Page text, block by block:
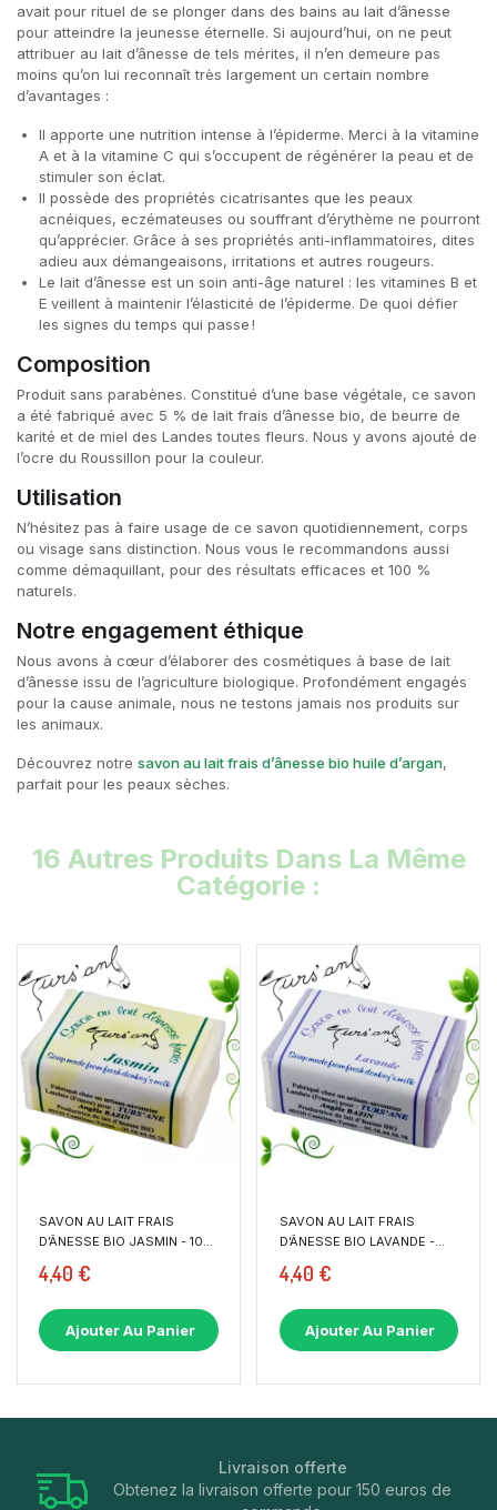
avait pour rituel de se plonger dans des bains au lait d’ânesse
pour atteindre la jeunesse éternelle. Si aujourd’hui, on ne peut
attribuer au lait d’ânesse de tels mérites, il n’en demeure pas
moins qu’on lui reconnaît très largement un certain nombre
d’avantages :
Il apporte une nutrition intense à l’épiderme. Merci à la vitamine
A et à la vitamine C qui s’occupent de régénérer la peau et de
stimuler son éclat.
Il possède des propriétés cicatrisantes que les peaux
acnéiques, eczémateuses ou souffrant d’érythème ne pourront
qu’apprécier. Grâce à ses propriétés anti-inflammatoires, dites
adieu aux démangeaisons, irritations et autres rougeurs.
Le lait d’ânesse est un soin anti-âge naturel : les vitamines B et
E veillent à maintenir l’élasticité de l’épiderme. De quoi défier
les signes du temps qui passe !
Composition
Produit sans parabènes. Constitué d’une base végétale, ce savon
a été fabriqué avec 5 % de lait frais d’ânesse bio, de beurre de
karité et de miel des Landes toutes fleurs. Nous y avons ajouté de
l’ocre du Roussillon pour la couleur.
Utilisation
N’hésitez pas à faire usage de ce savon quotidiennement, corps
ou visage sans distinction. Nous vous le recommandons aussi
comme démaquillant, pour des résultats efficaces et 100 %
naturels.
Notre engagement éthique
Nous avons à cœur d’élaborer des cosmétiques à base de lait
d’ânesse issu de l’agriculture biologique. Profondément engagés
pour la cause animale, nous ne testons jamais nos produits sur
les animaux.
Découvrez notre savon au lait frais d’ânesse bio huile d’argan,
parfait pour les peaux sèches.
16 Autres Produits Dans La Même
Catégorie :
SAVON AU LAIT FRAIS
D’ÂNESSE BIO JASMIN - 100
4,40 €
Ajouter Au Panier
SAVON AU LAIT FRAIS
D’ÂNESSE BIO LAVANDE -
4,40 €
Ajouter Au Panier
Livraison offerte
Obtenez la livraison offerte pour 150 euros de